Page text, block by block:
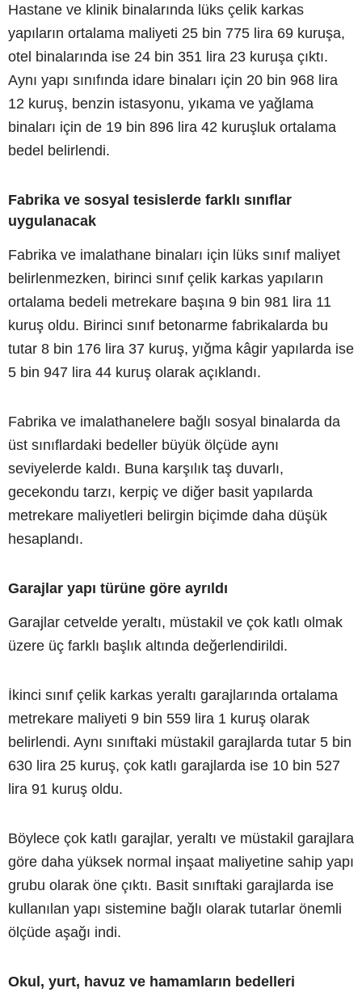
Hastane ve klinik binalarında lüks çelik karkas
yapıların ortalama maliyeti 25 bin 775 lira 69 kuruşa,
otel binalarında ise 24 bin 351 lira 23 kuruşa çıktı.
Aynı yapı sınıfında idare binaları için 20 bin 968 lira
12 kuruş, benzin istasyonu, yıkama ve yağlama
binaları için de 19 bin 896 lira 42 kuruşluk ortalama
bedel belirlendi.
Fabrika ve sosyal tesislerde farklı sınıflar
uygulanacak
Fabrika ve imalathane binaları için lüks sınıf maliyet
belirlenmezken, birinci sınıf çelik karkas yapıların
ortalama bedeli metrekare başına 9 bin 981 lira 11
kuruş oldu. Birinci sınıf betonarme fabrikalarda bu
tutar 8 bin 176 lira 37 kuruş, yığma kâgir yapılarda ise
5 bin 947 lira 44 kuruş olarak açıklandı.
Fabrika ve imalathanelere bağlı sosyal binalarda da
üst sınıflardaki bedeller büyük ölçüde aynı
seviyelerde kaldı. Buna karşılık taş duvarlı,
gecekondu tarzı, kerpiç ve diğer basit yapılarda
metrekare maliyetleri belirgin biçimde daha düşük
hesaplandı.
Garajlar yapı türüne göre ayrıldı
Garajlar cetvelde yeraltı, müstakil ve çok katlı olmak
üzere üç farklı başlık altında değerlendirildi.
İkinci sınıf çelik karkas yeraltı garajlarında ortalama
metrekare maliyeti 9 bin 559 lira 1 kuruş olarak
belirlendi. Aynı sınıftaki müstakil garajlarda tutar 5 bin
630 lira 25 kuruş, çok katlı garajlarda ise 10 bin 527
lira 91 kuruş oldu.
Böylece çok katlı garajlar, yeraltı ve müstakil garajlara
göre daha yüksek normal inşaat maliyetine sahip yapı
grubu olarak öne çıktı. Basit sınıftaki garajlarda ise
kullanılan yapı sistemine bağlı olarak tutarlar önemli
ölçüde aşağı indi.
Okul, yurt, havuz ve hamamların bedelleri